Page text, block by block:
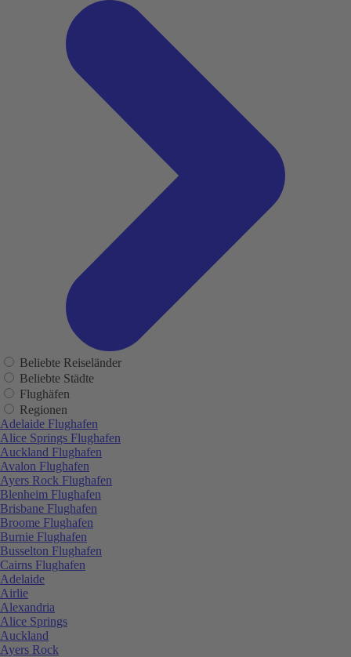
Beliebte Reiseländer
Beliebte Städte
Flughäfen
Regionen
Adelaide Flughafen
Alice Springs Flughafen
Auckland Flughafen
Avalon Flughafen
Ayers Rock Flughafen
Blenheim Flughafen
Brisbane Flughafen
Broome Flughafen
Burnie Flughafen
Busselton Flughafen
Cairns Flughafen
Adelaide
Airlie
Alexandria
Alice Springs
Auckland
Ayers Rock